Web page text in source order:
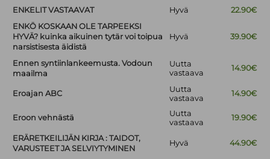
ENKELIT VASTAAVAT Hyvä
22.90€
ENKÖ KOSKAAN OLE TARPEEKSI
HYVÄ? kuinka aikuinen tytär voi toipua
narsistisesta äidistä
Hyvä 39.90€
Ennen syntiinlankeemusta. Vodoun
maailma
Uutta
vastaava
14.90€
Eroajan ABC
Uutta
vastaava
14.90€
Eroon vehnästä
Uutta
vastaava
19.90€
ERÄRETKEILIJÄN KIRJA : TAIDOT,
VARUSTEET JA SELVIYTYMINEN
Hyvä 44.90€